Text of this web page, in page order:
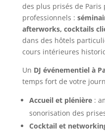
des plus prisés de Paris
professionnels :
afterworks, cocktails
dans des hôtels
cours intérieures
Un DJ événementiel à
temps fort de votre
Accueil et plénière:
sonorisation des
Cocktail et